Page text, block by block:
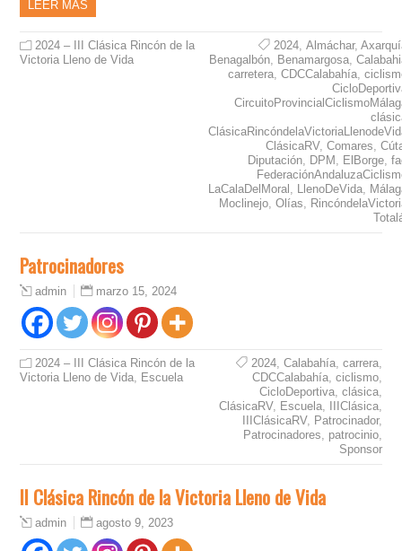
LEER MÁS
2024 – III Clásica Rincón de la
Victoria Lleno de Vida
2024 ,Almáchar,
Benagalbón Benamargosa ,
carretera ,CDCCalabahía ,
ClásicaRV,Comares ,
Diputación DPM ElBorge ,
LaCalaDelMoral
LlenoDeVida
Moclinejo ,Olías
Patrocinadores
admin marzo 15, 2024
2024 – III Clásica Rincón de la
Victoria Lleno de Vida Escuela
2024, Calabahía, carrera,
CDCCalabahía, ciclismo,
CicloDeportiva, clásica,
ClásicaRV, Escuela, IIIClásica,
IIIClásicaRV, Patrocinador,
Patrocinadores
patrocinio,
Sponsor
II Clásica Rincón de la Victoria Lleno de Vida
admin agosto 9, 2023